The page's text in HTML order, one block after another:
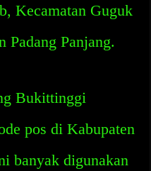
Kecamatan Guguk
Padang Panjang.
Bukittinggi
pos di Kabupaten
banyak digunakan